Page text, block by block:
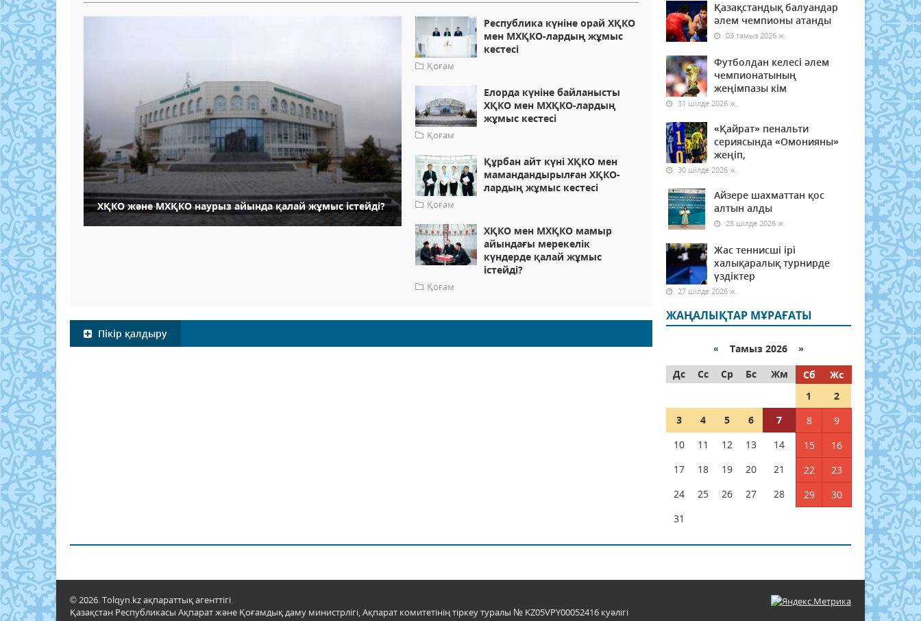
ХҚКО және МХҚКО наурыз айында қалай жұмыс істейді?
Республика күніне орай ХҚКО
мен МХҚКО-лардың жұмыс
кестесі
Қоғам
Елорда күніне байланысты
ХҚКО мен МХҚКО-лардың
жұмыс кестесі
Қоғам
Құрбан айт күні ХҚКО мен
мамандандырылған ХҚКО-
лардың жұмыс кестесі
Қоғам
ХҚКО мен МХҚКО мамыр
айындағы мерекелік
күндерде қалай жұмыс
істейді?
Қоғам
Пікір қалдыру
Қазақстандық балуандар
әлем чемпионы атанды
03 тамыз 2026 ж.
Футболдан келесі әлем
чемпионатының
жеңімпазы кім
31 шілде 2026 ж.
«Қайрат» пенальти
сериясында «Омонияны»
жеңіп,
30 шілде 2026 ж.
Айзере шахматтан қос
алтын алды
28 шілде 2026 ж.
Жас теннисші ірі
халықаралық турнирде
үздіктер
27 шілде 2026 ж.
ЖАҢАЛЫҚТАР МҰРАҒАТЫ
« Тамыз 2026 »
Дс
Сс Ср Бс Жм Сб
Жс
1
2
3
4 5 6 7 8
9
10
11 12 13 14 15
16
17
18 19 20 21 22
23
24
25 26 27 28 29
30
31
© 2026. Tolqyn.kz ақпараттық агенттігі.
Қазақстан Республикасы Ақпарат және Қоғамдық даму министрлігі, Ақпарат комитетінің тіркеу туралы № KZ05VPY00052416 куәлігі